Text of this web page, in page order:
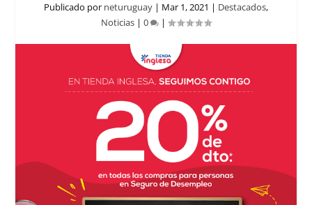
Publicado por neturuguay | Mar 1, 2021 | Destacados,
Noticias | 0 |